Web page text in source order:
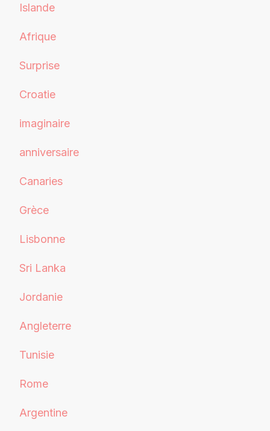
Islande
Afrique
Surprise
Croatie
imaginaire
anniversaire
Canaries
Grèce
Lisbonne
Sri Lanka
Jordanie
Angleterre
Tunisie
Rome
Argentine